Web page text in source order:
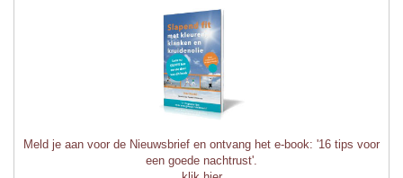
Meld je aan voor de Nieuwsbrief en ontvang het e-book: '16 tips voor
een goede nachtrust'.